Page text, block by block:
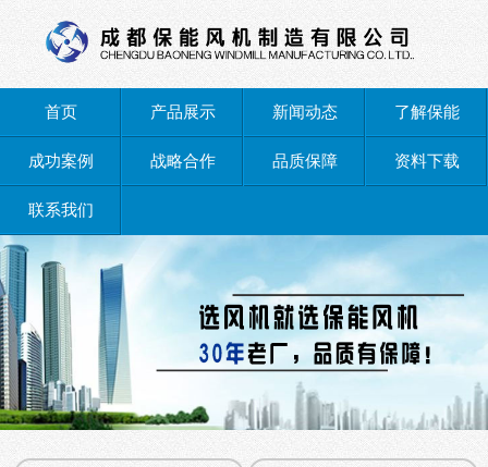
首页 产品展示 新闻动态 了解保能
成功案例 战略合作 品质保障 资料下载
联系我们